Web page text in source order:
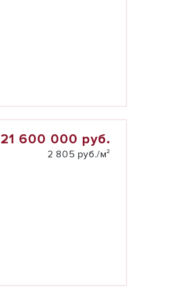
21 600 000 руб.
2 805 руб./м²